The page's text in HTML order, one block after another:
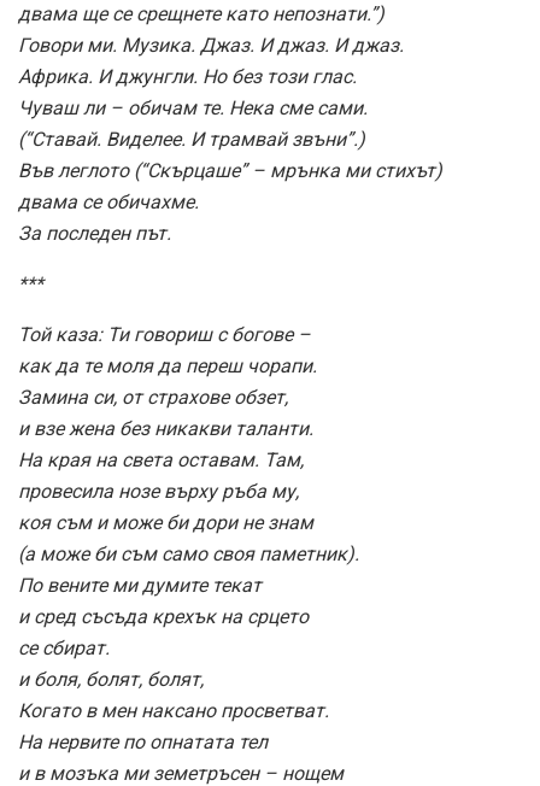
двама ще се срещнете като непознати.”)
Говори ми. Музика. Джаз. И джаз. И джаз.
Африка. И джунгли. Но без този глас.
Чуваш ли – обичам те. Нека сме сами.
(“Ставай. Виделее. И трамвай звъни”.)
Във леглото (“Скърцаше” – мрънка ми стихът)
двама се обичахме.
За последен път.
***
Той каза: Ти говориш с богове –
как да те моля да переш чорапи.
Замина си, от страхове обзет,
и взе жена без никакви таланти.
На края на света оставам. Там,
провесила нозе върху ръба му,
коя съм и може би дори не знам
(а може би съм само своя паметник).
По вените ми думите текат
и сред съсъда крехък на срцето
се сбират.
и боля, болят, болят,
Когато в мен наксано просветват.
На нервите по опнатата тел
и в мозъка ми земетръсен – нощем